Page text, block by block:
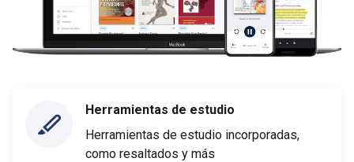
Herramientas de estudio
Herramientas de estudio incorporadas,
como resaltados y más